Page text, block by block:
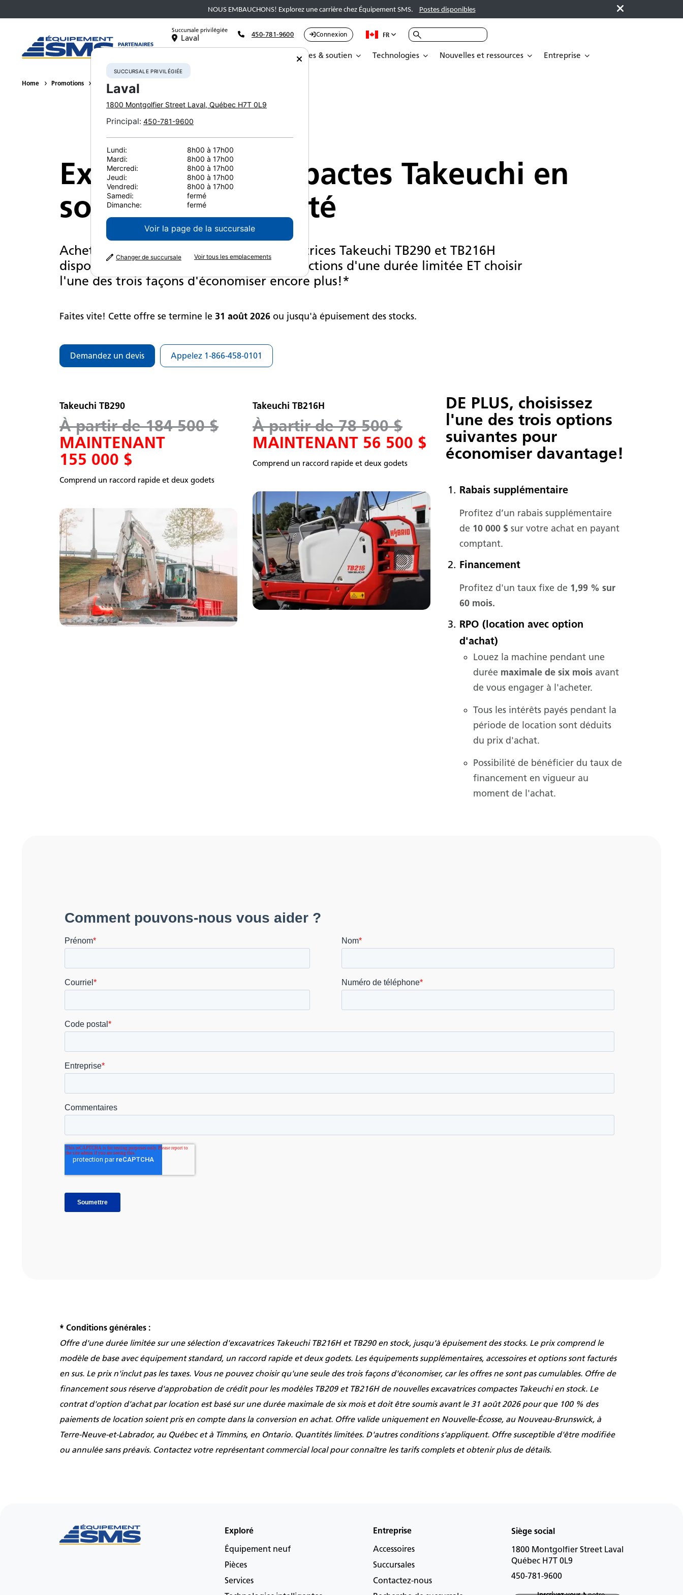
NOUS EMBAUCHONS! Explorez une carrière chez Équipement SMS. Postes disponibles
Succursale privilégiée
Laval 450-781-9600 Connexion FR
Services & soutien Technologies Nouvelles et ressources Entreprise
Home Promotions Soldes du printemps sur les excavatrices compactes Takeuchi
Excavatrices compactes Takeuchi en
solde pendant l'été
Achetez dès maintenant certaines excavatrices Takeuchi TB290 et TB216H
disponibles en stock pour profiter de réductions d'une durée limitée ET choisir
l'une des trois façons d'économiser encore plus!*
Faites vite! Cette offre se termine le 31 août 2026 ou jusqu'à épuisement des stocks.
Demandez un devis Appelez 1-866-458-0101
Takeuchi TB290
À partir de 184 500 $
MAINTENANT
155 000 $
Comprend un raccord rapide et deux godets
Takeuchi TB216H
À partir de 78 500 $
MAINTENANT 56 500 $
Comprend un raccord rapide et deux godets
DE PLUS, choisissez
l'une des trois options
suivantes pour
économiser davantage!
Rabais supplémentaire
Profitez d’un rabais supplémentaire
de 10 000 $ sur votre achat en payant
comptant.
Financement
Profitez d'un taux fixe de 1,99 % sur
60 mois.
RPO (location avec option
d'achat)
Louez la machine pendant une
durée maximale de six mois avant
de vous engager à l'acheter.
Tous les intérêts payés pendant la
période de location sont déduits
du prix d'achat.
Possibilité de bénéficier du taux de
financement en vigueur au
moment de l'achat.
* Conditions générales :
Offre d'une durée limitée sur une sélection d'excavatrices Takeuchi TB216H et TB290 en stock, jusqu'à épuisement des stocks. Le prix comprend le
modèle de base avec équipement standard, un raccord rapide et deux godets. Les équipements supplémentaires, accessoires et options sont facturés
en sus. Le prix n'inclut pas les taxes. Vous ne pouvez choisir qu'une seule des trois façons d'économiser, car les offres ne sont pas cumulables. Offre de
financement sous réserve d'approbation de crédit pour les modèles TB209 et TB216H de nouvelles excavatrices compactes Takeuchi en stock. Le
contrat d'option d'achat par location est basé sur une durée maximale de six mois et doit être soumis avant le 31 août 2026 pour que 100 % des
paiements de location soient pris en compte dans la conversion en achat. Offre valide uniquement en Nouvelle-Écosse, au Nouveau-Brunswick, à
Terre-Neuve-et-Labrador, au Québec et à Timmins, en Ontario. Quantités limitées. D'autres conditions s'appliquent. Offre susceptible d'être modifiée
ou annulée sans préavis. Contactez votre représentant commercial local pour connaître les tarifs complets et obtenir plus de détails.
Exploré
Équipement neuf
Pièces
Services
Entreprise
Accessoires
Succursales
Contactez-nous
Siège social
1800 Montgolfier Street Laval
Québec H7T 0L9
450-781-9600
SUCCURSALE PRIVILÉGIÉE
Laval
1800 Montgolfier Street Laval, Québec H7T 0L9
Principal: 450-781-9600
Lundi:
8h00 à 17h00
Mardi:
8h00 à 17h00
Mercredi:
8h00 à 17h00
Jeudi:
8h00 à 17h00
Vendredi:
8h00 à 17h00
Samedi:
fermé
Dimanche:
fermé
Voir la page de la succursale
Changer de succursale Voir tous les emplacements